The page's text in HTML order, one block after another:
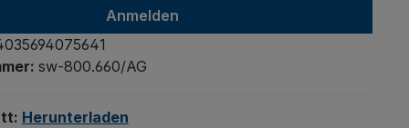
Anmelden
sw-800.660/AG
Herunterladen